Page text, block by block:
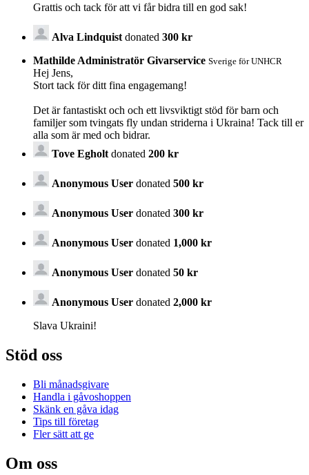
Grattis och tack för att vi får bidra till en god sak!
Alva Lindquist donated 300 kr
Mathilde Administratör Givarservice Sverige för UNHCR
Hej Jens,
Stort tack för ditt fina engagemang!
Det är fantastiskt och och ett livsviktigt stöd för barn och
familjer som tvingats fly undan striderna i Ukraina! Tack till er
alla som är med och bidrar.
Tove Egholt donated 200 kr
Anonymous User donated 500 kr
Anonymous User donated 300 kr
Anonymous User donated 1,000 kr
Anonymous User donated 50 kr
Anonymous User donated 2,000 kr
Slava Ukraini!
Stöd oss
Bli månadsgivare
Handla i gåvoshoppen
Skänk en gåva idag
Tips till företag
Fler sätt att ge
Om oss